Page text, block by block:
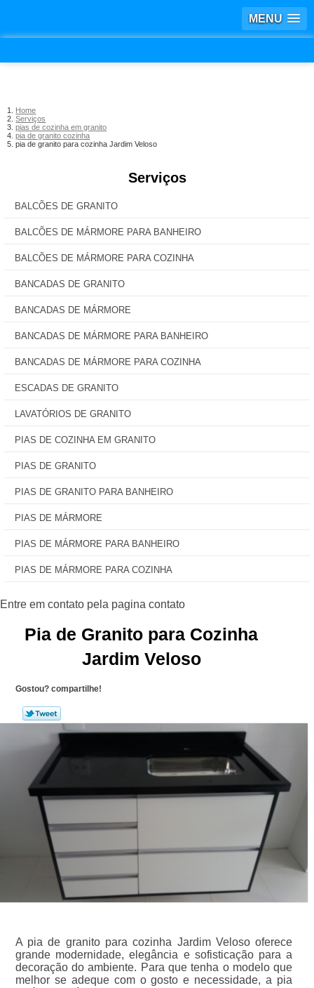
MENU
Home
Serviços
pias de cozinha em granito
pia de granito cozinha
pia de granito para cozinha Jardim Veloso
Serviços
BALCÕES DE GRANITO
BALCÕES DE MÁRMORE PARA BANHEIRO
BALCÕES DE MÁRMORE PARA COZINHA
BANCADAS DE GRANITO
BANCADAS DE MÁRMORE
BANCADAS DE MÁRMORE PARA BANHEIRO
BANCADAS DE MÁRMORE PARA COZINHA
ESCADAS DE GRANITO
LAVATÓRIOS DE GRANITO
PIAS DE COZINHA EM GRANITO
PIAS DE GRANITO
PIAS DE GRANITO PARA BANHEIRO
PIAS DE MÁRMORE
PIAS DE MÁRMORE PARA BANHEIRO
PIAS DE MÁRMORE PARA COZINHA
Pia de Granito para Cozinha
Jardim Veloso
Gostou? compartilhe!
A pia de granito para cozinha Jardim Veloso oferece
grande modernidade, elegância e sofisticação para a
decoração do ambiente. Para que tenha o modelo que
melhor se adeque com o gosto e necessidade, a pia